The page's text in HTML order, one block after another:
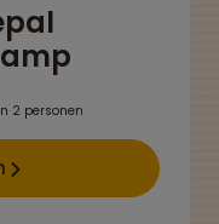
2 personen